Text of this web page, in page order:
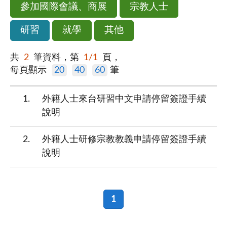
參加國際會議、商展 宗教人士
研習 就學 其他
共 2 筆資料，第 1/1
頁，
每頁顯示
20 40 60 筆
1
外籍人士來台研習中文申請停留簽證手續
說明
2
外籍人士研修宗教教義申請停留簽證手續
說明
1